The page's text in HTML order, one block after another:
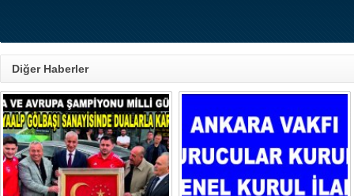
Diğer Haberler